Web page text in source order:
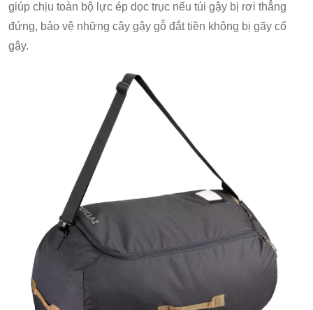
giúp chịu toàn bộ lực ép dọc trục nếu túi gậy bị rơi thẳng
đứng, bảo vệ những cây gậy gỗ đắt tiền không bị gãy cổ
gậy.